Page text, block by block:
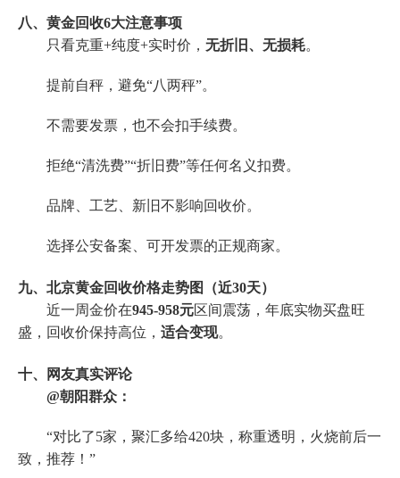
八、黄金回收6大注意事项
只看克重+纯度+实时价， 无折旧、无损耗。
提前自秤，避免“八两秤”。
不需要发票，也不会扣手续费。
拒绝“清洗费”“折旧费”等任何名义扣费。
品牌、工艺、新旧不影响回收价。
选择公安备案、可开发票的正规商家。
九、北京黄金回收价格走势图（近30天）
近一周金价在945-958元区间震荡，年底实物买盘旺
盛，回收价保持高位， 适合变现。
十、网友真实评论
@朝阳群众：
“对比了5家，聚汇多给420块，称重透明，火烧前后一
致，推荐！”